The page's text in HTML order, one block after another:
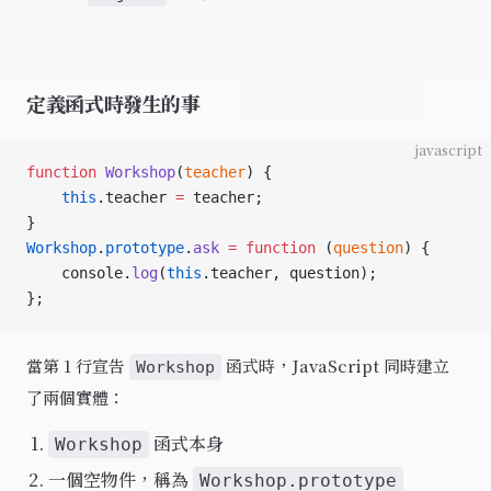
定義函式時發生的事
javascript
function Workshop(teacher) {
    this
.teacher = teacher;
}
Workshop. prototype. ask = function (question) {
    console.
log (this .teacher, question);
};
當第 1 行宣告 Workshop
函式時，JavaScript 同時建立
了兩個實體：
Workshop
函式本身
一個空物件，稱為 Workshop.prototype